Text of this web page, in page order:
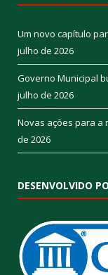
Um novo capítulo
julho de 2026
Governo Municipal
julho de 2026
Novas ações para a
de 2026
DESENVOLVIDO